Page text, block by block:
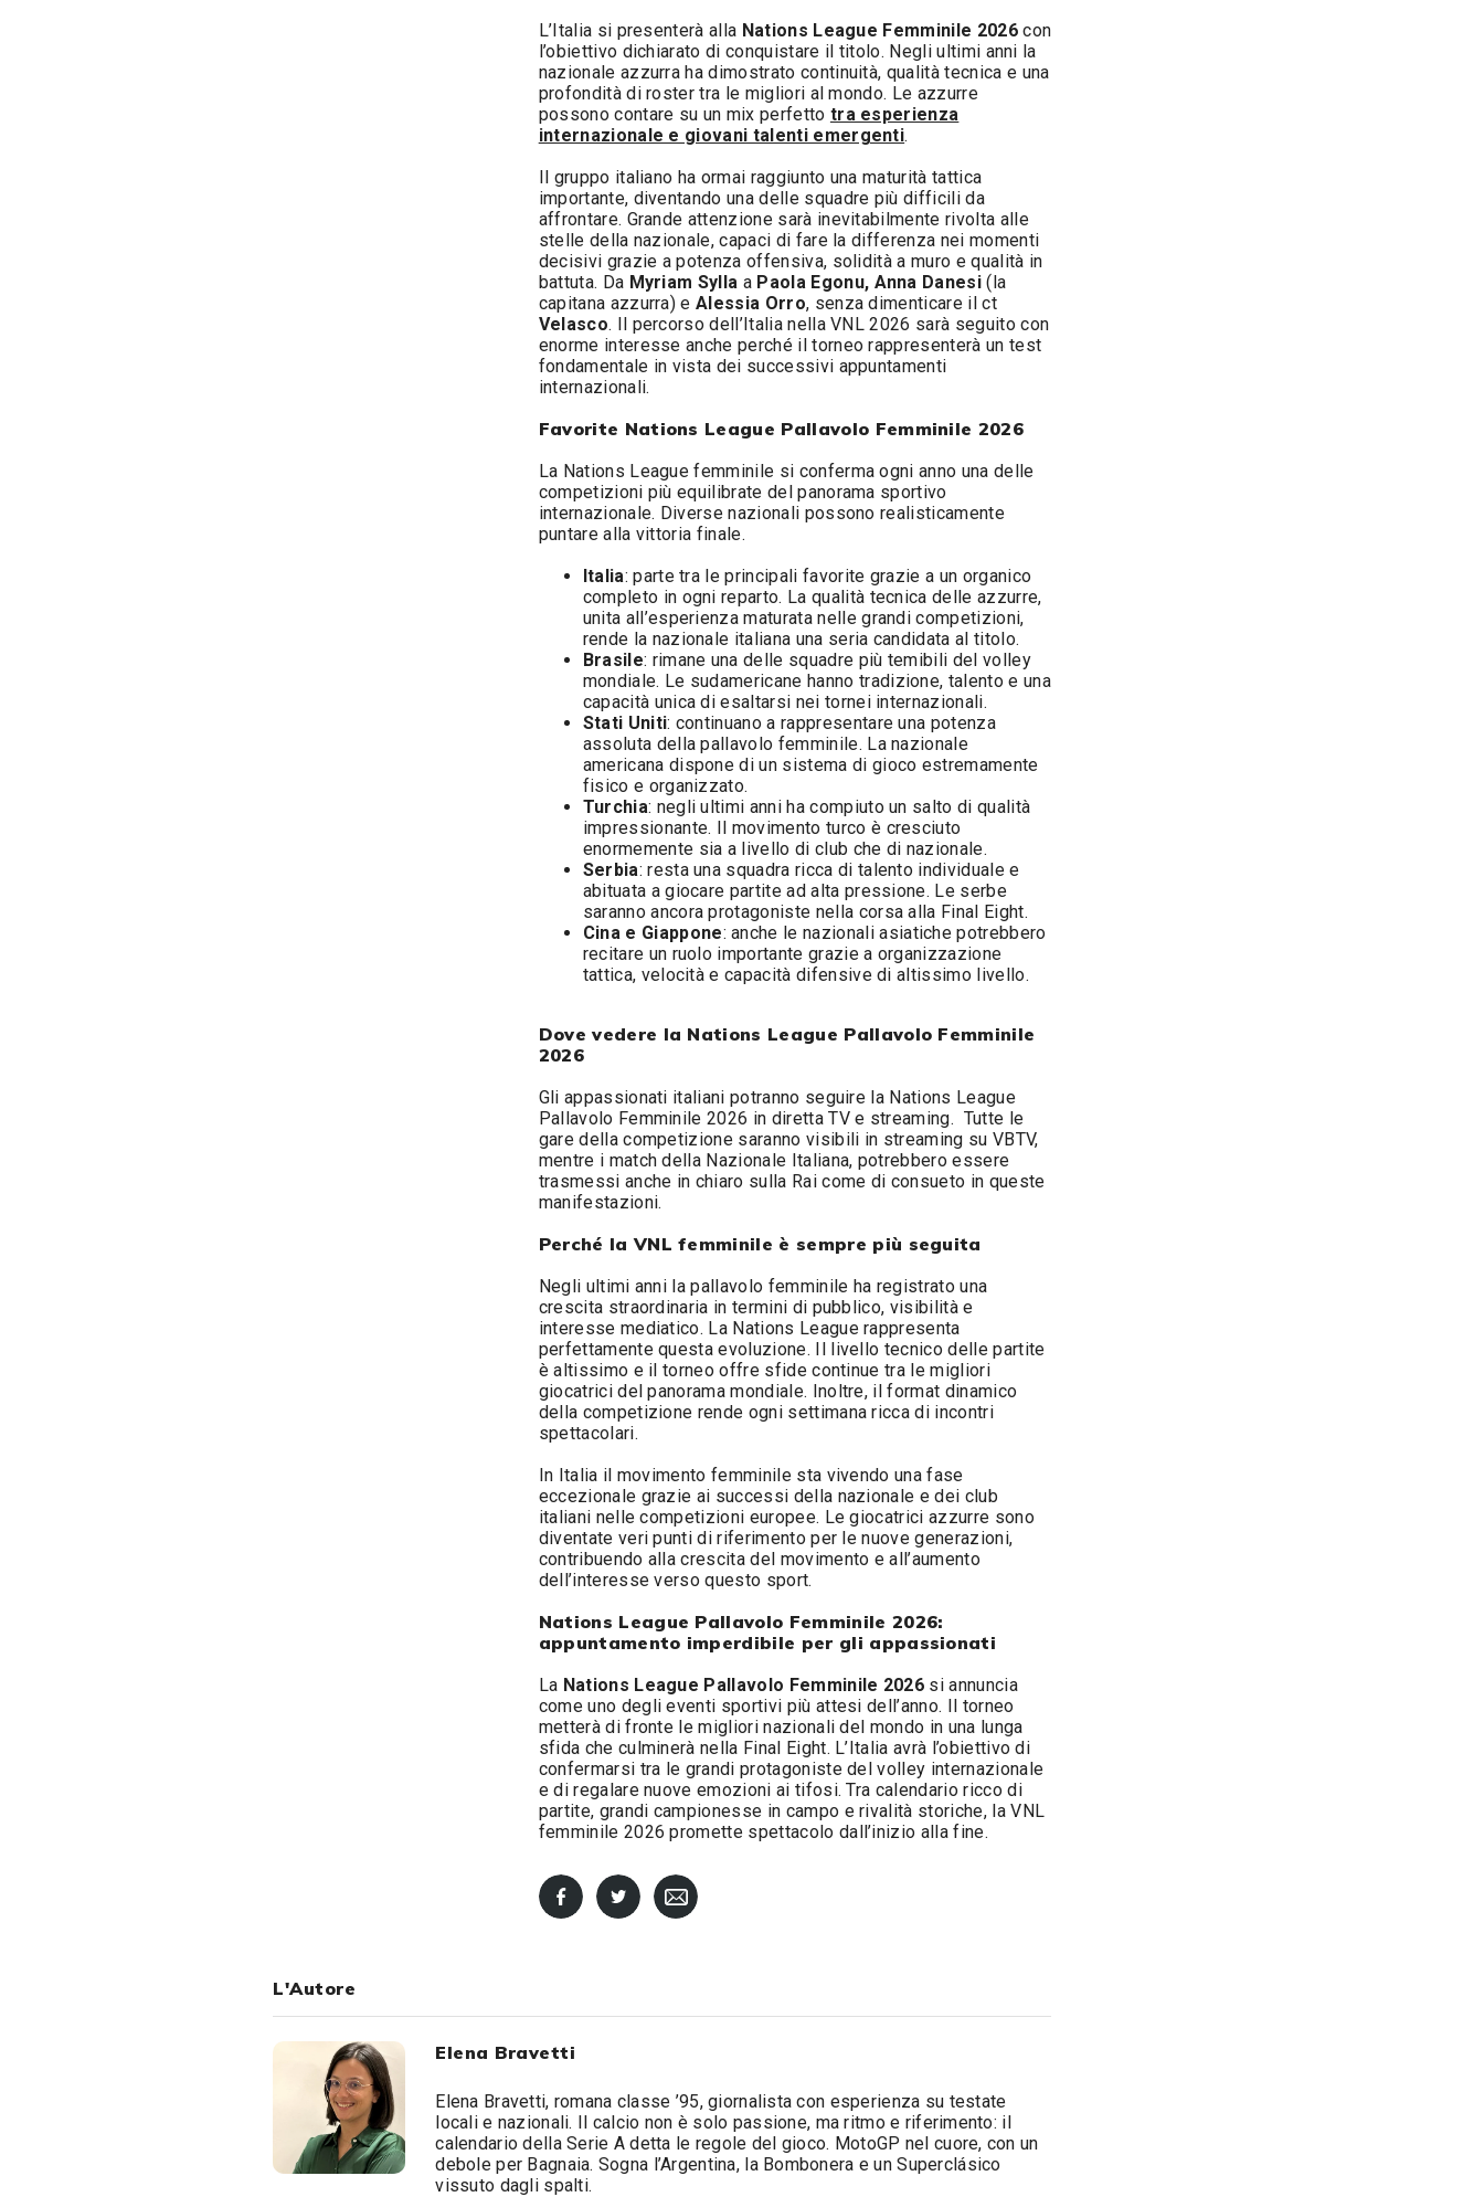
L’Italia si presenterà alla Nations League Femminile 2026con
l’obiettivo dichiarato di conquistare il titolo. Negli ultimi anni la
nazionale azzurra ha dimostrato continuità, qualità tecnica e una
profondità di roster tra le migliori al mondo. Le azzurre
possono contare su un mix perfetto tra esperienza
internazionale e giovani talenti emergenti.
Il gruppo italiano ha ormai raggiunto una maturità tattica
importante, diventando una delle squadre più difficili da
affrontare. Grande attenzione sarà inevitabilmente rivolta alle
stelle della nazionale, capaci di fare la differenza nei momenti
decisivi grazie a potenza offensiva, solidità a muro e qualità in
battuta. Da Myriam Sylla a Paola Egonu, Anna Danesi (la
capitana azzurra) eAlessia Orro, senza dimenticare il ct
Velasco. Il percorso dell’Italia nella VNL 2026 sarà seguito con
enorme interesse anche perché il torneo rappresenterà un test
fondamentale in vista dei successivi appuntamenti
internazionali.
Favorite Nations League Pallavolo Femminile 2026
La Nations League femminile si conferma ogni anno una delle
competizioni più equilibrate del panorama sportivo
internazionale. Diverse nazionali possono realisticamente
puntare alla vittoria finale.
Italia: parte tra le principali favorite grazie a un organico
completo in ogni reparto. La qualità tecnica delle azzurre,
unita all’esperienza maturata nelle grandi competizioni,
rende la nazionale italiana una seria candidata al titolo.
Brasile: rimane una delle squadre più temibili del volley
mondiale. Le sudamericane hanno tradizione, talento e una
capacità unica di esaltarsi nei tornei internazionali.
Stati Uniti: continuano a rappresentare una potenza
assoluta della pallavolo femminile. La nazionale
americana dispone di un sistema di gioco estremamente
fisico e organizzato.
Turchia: negli ultimi anni ha compiuto un salto di qualità
impressionante. Il movimento turco è cresciuto
enormemente sia a livello di club che di nazionale.
Serbia: resta una squadra ricca di talento individuale e
abituata a giocare partite ad alta pressione. Le serbe
saranno ancora protagoniste nella corsa alla Final Eight.
Cina e Giappone: anche le nazionali asiatiche potrebbero
recitare un ruolo importante grazie a organizzazione
tattica, velocità e capacità difensive di altissimo livello.
Dove vedere la Nations League Pallavolo Femminile
2026
Gli appassionati italiani potranno seguire la Nations League
Pallavolo Femminile 2026 in diretta TV e streaming. Tutte le
gare della competizione saranno visibili in streaming su VBTV,
mentre i match della Nazionale Italiana, potrebbero essere
trasmessi anche in chiaro sulla Rai come di consueto in queste
manifestazioni.
Perché la VNL femminile è sempre più seguita
Negli ultimi anni la pallavolo femminile ha registrato una
crescita straordinaria in termini di pubblico, visibilità e
interesse mediatico. La Nations League rappresenta
perfettamente questa evoluzione. Il livello tecnico delle partite
è altissimo e il torneo offre sfide continue tra le migliori
giocatrici del panorama mondiale. Inoltre, il format dinamico
della competizione rende ogni settimana ricca di incontri
spettacolari.
In Italia il movimento femminile sta vivendo una fase
eccezionale grazie ai successi della nazionale e dei club
italiani nelle competizioni europee. Le giocatrici azzurre sono
diventate veri punti di riferimento per le nuove generazioni,
contribuendo alla crescita del movimento e all’aumento
dell’interesse verso questo sport.
Nations League Pallavolo Femminile 2026:
appuntamento imperdibile per gli appassionati
La Nations League Pallavolo Femminile 2026 si annuncia
come uno degli eventi sportivi più attesi dell’anno. Il torneo
metterà di fronte le migliori nazionali del mondo in una lunga
sfida che culminerà nella Final Eight. L’Italia avrà l’obiettivo di
confermarsi tra le grandi protagoniste del volley internazionale
e di regalare nuove emozioni ai tifosi. Tra calendario ricco di
partite, grandi campionesse in campo e rivalità storiche, la VNL
femminile 2026 promette spettacolo dall’inizio alla fine.
L'Autore
Elena Bravetti
Elena Bravetti, romana classe ’95, giornalista con esperienza su testate
locali e nazionali. Il calcio non è solo passione, ma ritmo e riferimento: il
calendario della Serie A detta le regole del gioco. MotoGP nel cuore, con un
debole per Bagnaia. Sogna l’Argentina, la Bombonera e un Superclásico
vissuto dagli spalti.